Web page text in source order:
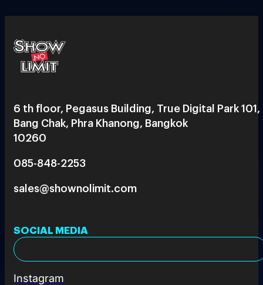
6 th floor, Pegasus Building, True Digital Park 101,
Bang Chak, Phra Khanong, Bangkok
10260
085-848-2253
sales@shownolimit.com
SOCIAL MEDIA
Instagram